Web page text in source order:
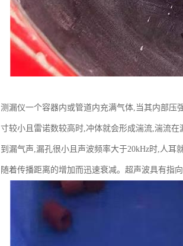
测漏仪一个容器内或管道内充满气体,当其内部压
寸较小且雷诺数较高时,冲体就会形成湍流,湍流
到漏气声,漏孔很小且声波频率大于20kHz时,人
随着传播距离的增加而迅速衰减。超声波具有指